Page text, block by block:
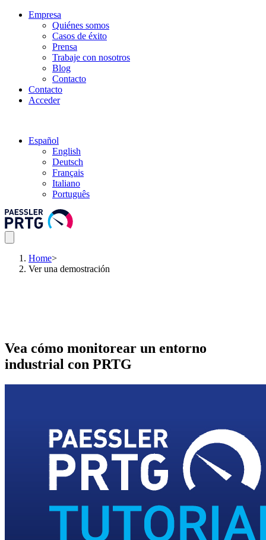
Empresa
Quiénes somos
Casos de éxito
Prensa
Trabaje con nosotros
Blog
Contacto
Contacto
Acceder
Español
English
Deutsch
Français
Italiano
Português
Home>
Ver una demostración
Vea cómo monitorear un entorno
industrial con PRTG